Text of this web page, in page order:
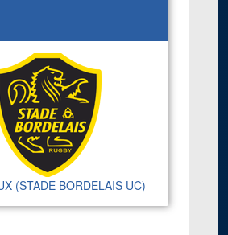
(STADE BORDELAIS UC)